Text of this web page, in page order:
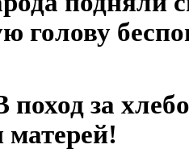
голову
за
матерей!